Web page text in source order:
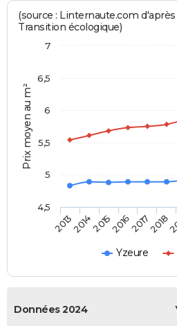
Prix moyen au m²
(source : Linternaute.com
Transition écologique)
Yzeure
201320142015201620172018
4,5
5
5,5
6
6,5
7
Données 2024